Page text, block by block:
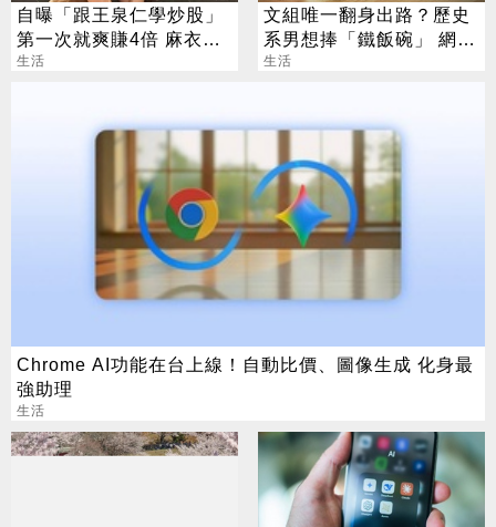
自曝「跟王泉仁學炒股」
第一次就爽賺4倍 麻衣：
感謝指導
生活
文組唯一翻身出路？歷史
系男想捧「鐵飯碗」 網
勸：眼光太狹隘
生活
Chrome AI功能在台上線！自動比價、圖像生成 化身最
強助理
生活